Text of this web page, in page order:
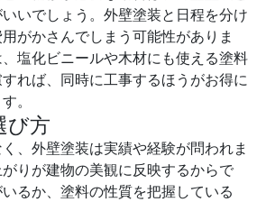
いでしょう。外壁塗装と日程を分け
がかさんでしまう可能性がありま
塩化ビニールや木材にも使える塗料
れば、同時に工事するほうがお得に
。
び方
、外壁塗装は実績や経験が問われま
りが建物の美観に反映するからで
るか、塗料の性質を把握している